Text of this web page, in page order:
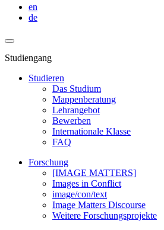
en
de
Studiengang
Studieren
Das Studium
Mappenberatung
Lehrangebot
Bewerben
Internationale Klasse
FAQ
Forschung
[IMAGE MATTERS]
Images in Conflict
image/con/text
Image Matters Discourse
Weitere Forschungsprojekte